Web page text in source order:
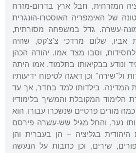
המזרחית, חבל ארץ בדרום-מזרח
של האימפריה האוסטרו-הונגרית
עשרה. גדל במשפחה מסורתית,
אביו, שלום מרדכי צ'צ'קס, שהיה
וסבו מצד אמו, יהודה הכהן
ונודע בבקיאותו בתלמוד. אמו היתה
ול"שירה" וכן דאגה לטיפוח ידיעותיו
המדינה. בילדותו למד בחדר, אך עד
המקובלת והמשיך בלימודיו
מורים פרטיים שנשכרו עבורו. הוא
נער, והחל מגיל שש-עשרה פירסם
היהודית בגליציה – הן בעברית והן
שירים, וכן כתבות על הנעשה